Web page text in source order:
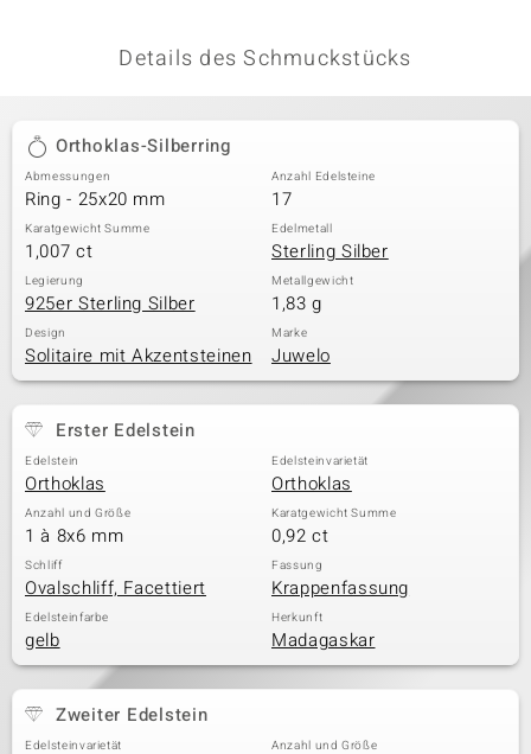
Details des Schmuckstücks
Orthoklas-Silberring
Abmessungen
Ring - 25x20 mm
Anzahl Edelsteine
17
Karatgewicht Summe
1,007 ct
Edelmetall
Sterling Silber
Legierung
925er Sterling Silber
Metallgewicht
1,83 g
Design
Solitaire mit Akzentsteinen
Marke
Juwelo
Erster Edelstein
Edelstein
Orthoklas
Edelsteinvarietät
Orthoklas
Anzahl und Größe
1 à 8x6 mm
Karatgewicht Summe
0,92 ct
Schliff
Ovalschliff, Facettiert
Fassung
Krappenfassung
Edelsteinfarbe
gelb
Herkunft
Madagaskar
Zweiter Edelstein
Edelsteinvarietät Anzahl und Größe